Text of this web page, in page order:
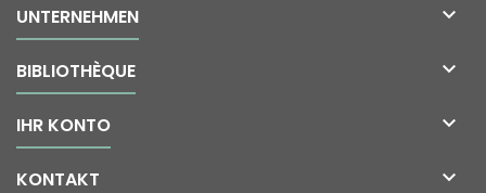
UNTERNEHMEN 
BIBLIOTHÈQUE 
IHR KONTO 
KONTAKT 